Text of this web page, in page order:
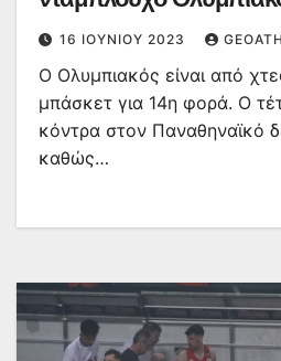
16 ΙΟΥΝΊΟΥ 2023
Ο Ολυμπιακός είναι από
μπάσκετ για 14η φορά. Ο
κόντρα στον Παναθηναϊκό
καθώς…